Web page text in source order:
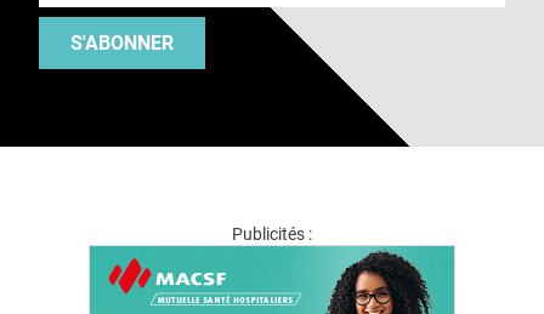
S'ABONNER
Publicités :